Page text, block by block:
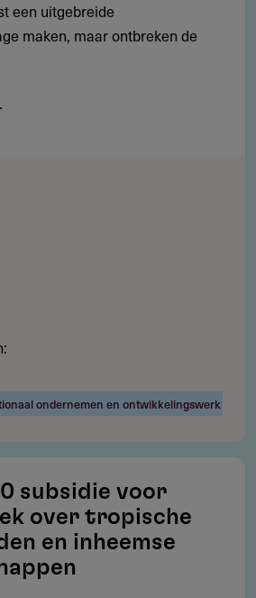
(tenzij gemotiveerd
door overheid, buitenlandse
belangen
die door het bestuur van MDIF
voor acute
of noodfinanciering
(afhankelijk van
een uitgebreide
maken, maar ontbreken de
ondernemen en ontwikkelingswerk
subsidie voor
over tropische
en inheemse